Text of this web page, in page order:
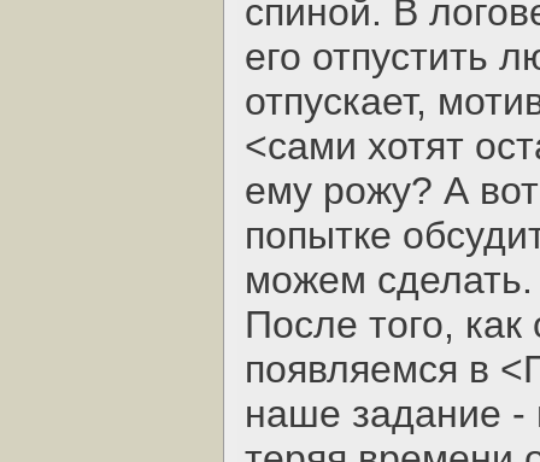
спиной. В
его отпустить
отпускает,
<сами хотят
ему рожу? А
попытке
можем
После того,
появляемся в
наше задание -